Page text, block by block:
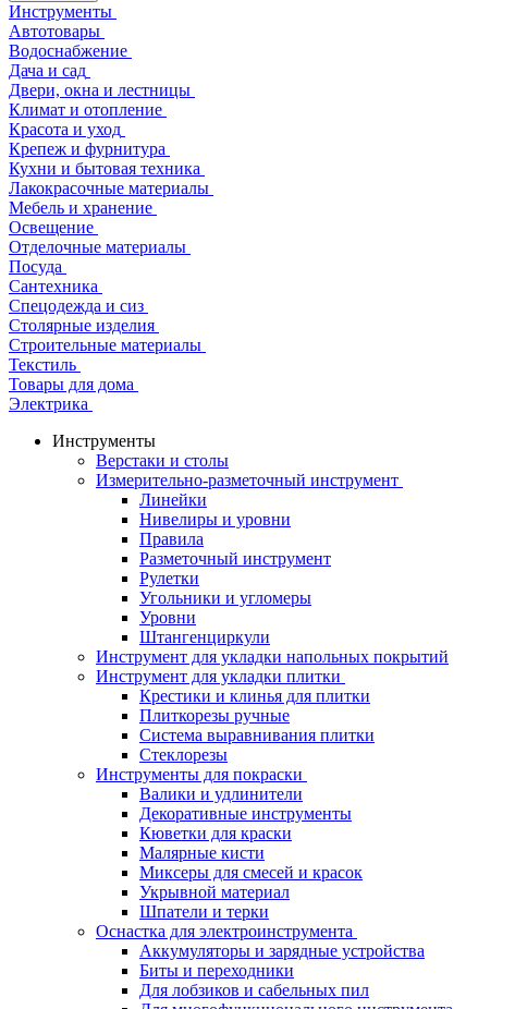
Инструменты
Автотовары
Водоснабжение
Дача и сад
Двери, окна и лестницы
Климат и отопление
Красота и уход
Крепеж и фурнитура
Кухни и бытовая техника
Лакокрасочные материалы
Мебель и хранение
Освещение
Отделочные материалы
Посуда
Сантехника
Спецодежда и сиз
Столярные изделия
Строительные материалы
Текстиль
Товары для дома
Электрика
Инструменты
Верстаки и столы
Измерительно-разметочный инструмент
Линейки
Нивелиры и уровни
Правила
Разметочный инструмент
Рулетки
Угольники и угломеры
Уровни
Штангенциркули
Инструмент для укладки напольных покрытий
Инструмент для укладки плитки
Крестики и клинья для плитки
Плиткорезы ручные
Система выравнивания плитки
Стеклорезы
Инструменты для покраски
Валики и удлинители
Декоративные инструменты
Кюветки для краски
Малярные кисти
Миксеры для смесей и красок
Укрывной материал
Шпатели и терки
Оснастка для электроинструмента
Аккумуляторы и зарядные устройства
Биты и переходники
Для лобзиков и сабельных пил